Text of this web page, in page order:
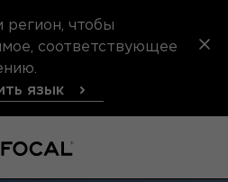
регион, чтобы
соответствующее
язык